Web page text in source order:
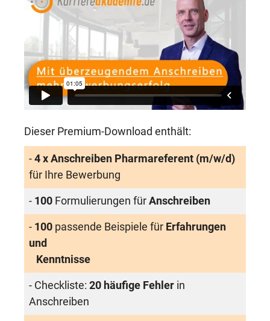
Dieser Premium-Download enthält:
- 4 x Anschreiben Pharmareferent (m/w/d)
für Ihre Bewerbung
- 100 Formulierungen für Anschreiben
- 100 passende Beispiele für Erfahrungen
und
Kenntnisse
- Checkliste: 20 häufige Fehler in
Anschreiben